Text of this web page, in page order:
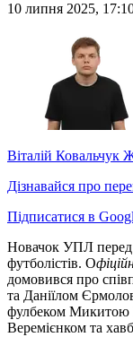
10 липня 2025,
Віталій Ковальчук
Дізнавайся про
Підписатися в
Новачок УПЛ перед
футболістів. О
домовився про
та Даніїлом
фулбеком Микитою
Веремієнком та